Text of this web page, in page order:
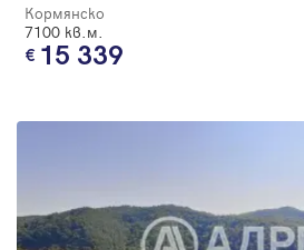
Кормянско
7100 кв.м.
15 339